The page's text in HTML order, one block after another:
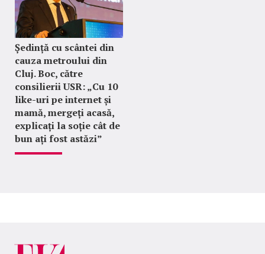
Ședință cu scântei din
cauza metroului din
Cluj. Boc, către
consilierii USR: „Cu 10
like-uri pe internet și
mamă, mergeți acasă,
explicați la soție cât de
bun ați fost astăzi”